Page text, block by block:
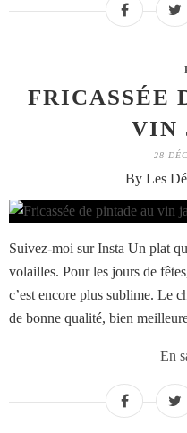
FRICASSÉE
VIN
28
By Les
Suivez-moi sur Insta Un plat
volailles. Pour les jours de
c’est encore plus sublime. Le
de bonne qualité, bien
En